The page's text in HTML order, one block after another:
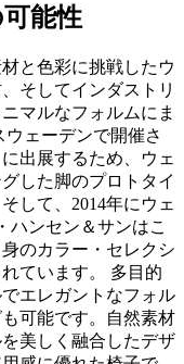
能性
と色彩に挑戦したウ
そしてインダストリ
マルなフォルムにま
ウェーデンで開催さ
出展するため、ウェ
した脚のプロトタイ
して、2014年にウェ
ハンセン＆サンはこ
のカラー・セレクシ
ています。 多目的
エレガントなフォル
可能です。自然素材
美しく融合したデザ